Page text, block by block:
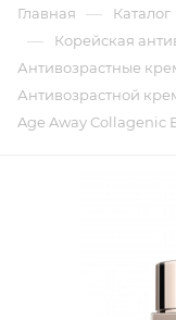
Главная — Каталог
— Корейская
Антивозрастные
Антивозрастной
Age Away Collagenic